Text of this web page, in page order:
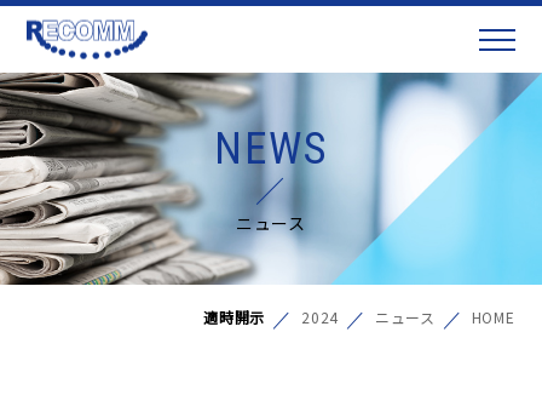
NEWS
ニュース
HOME
ニュース
2024
適時開示